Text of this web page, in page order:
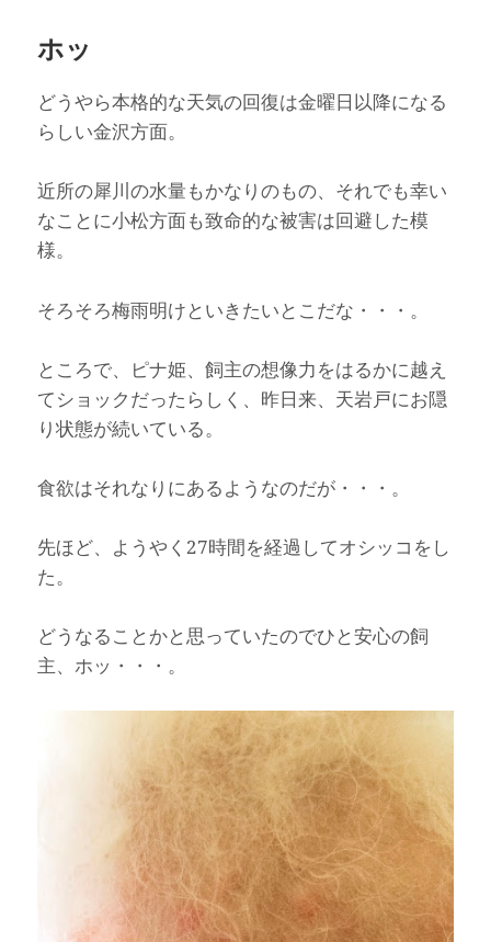
ホッ
どうやら本格的な天気の回復は金曜日以降になる
らしい金沢方面。
近所の犀川の水量もかなりのもの、それでも幸い
なことに小松方面も致命的な被害は回避した模
様。
そろそろ梅雨明けといきたいとこだな・・・。
ところで、ピナ姫、飼主の想像力をはるかに越え
てショックだったらしく、昨日来、天岩戸にお隠
り状態が続いている。
食欲はそれなりにあるようなのだが・・・。
先ほど、ようやく27時間を経過してオシッコをし
た。
どうなることかと思っていたのでひと安心の飼
主、ホッ・・・。